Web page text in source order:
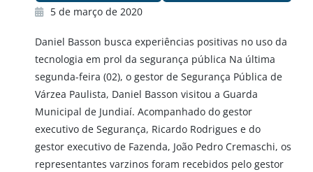
5 de março de 2020
Daniel Basson busca experiências positivas no uso da
tecnologia em prol da segurança pública Na última
segunda-feira (02), o gestor de Segurança Pública de
Várzea Paulista, Daniel Basson visitou a Guarda
Municipal de Jundiaí. Acompanhado do gestor
executivo de Segurança, Ricardo Rodrigues e do
gestor executivo de Fazenda, João Pedro Cremaschi, os
representantes varzinos foram recebidos pelo gestor